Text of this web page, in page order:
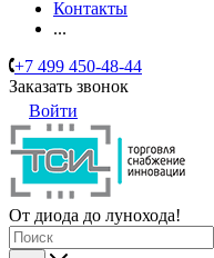
Контакты
...
+7 499 450-48-44
Заказать звонок
Войти
От диода до лунохода!